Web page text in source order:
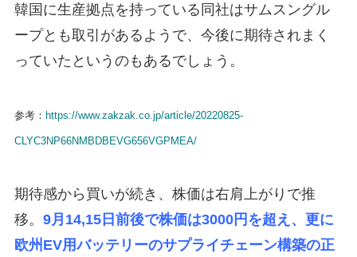
韓国に生産拠点を持っている同社はサムスングル
ープとも取引があるようで、今後に期待されまく
っていたというのもあるでしょう。
参考： https://www.zakzak.co.jp/article/20220825-
CLYC3NP66NMBDBEVG656VGPMEA/
期待感から買いが続き、株価は右肩上がりで推
移。 9月14,15日前後で株価は3000円を超え、更に
欧州EV用バッテリーのサプライチェーン構築の正